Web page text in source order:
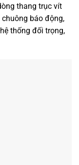
thang trục vít
báo động,
thống đối trọng,